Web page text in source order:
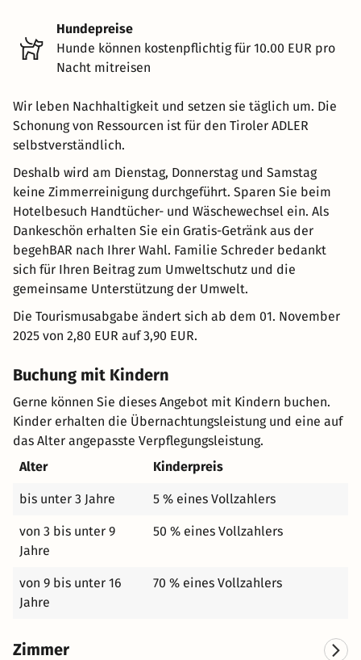
Hundepreise
Hunde können kostenpflichtig für 10.00 EUR pro
Nacht mitreisen
Wir leben Nachhaltigkeit und setzen sie täglich um. Die
Schonung von Ressourcen ist für den Tiroler ADLER
selbstverständlich.
Deshalb wird am Dienstag, Donnerstag und Samstag
keine Zimmerreinigung durchgeführt. Sparen Sie beim
Hotelbesuch Handtücher- und Wäschewechsel ein. Als
Dankeschön erhalten Sie ein Gratis-Getränk aus der
begehBAR nach Ihrer Wahl. Familie Schreder bedankt
sich für Ihren Beitrag zum Umweltschutz und die
gemeinsame Unterstützung der Umwelt.
Die Tourismusabgabe ändert sich ab dem 01. November
2025 von 2,80 EUR auf 3,90 EUR.
Buchung mit Kindern
Gerne können Sie dieses Angebot mit Kindern buchen.
Kinder erhalten die Übernachtungsleistung und eine auf
das Alter angepasste Verpflegungsleistung.
Alter
Kinderpreis
bis unter 3 Jahre 5 % eines Vollzahlers
von 3 bis unter 9
Jahre
50 % eines Vollzahlers
von 9 bis unter 16
Jahre
70 % eines Vollzahlers
Zimmer